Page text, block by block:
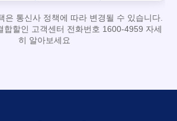
은 통신사 정책에 따라 변경될 수 있습니다.
합할인 고객센터 전화번호 1600-4959 자세
히 알아보세요